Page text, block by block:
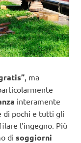
, ma
interamente
di pochi e tutti gli
l’ingegno. Più
di soggiorni